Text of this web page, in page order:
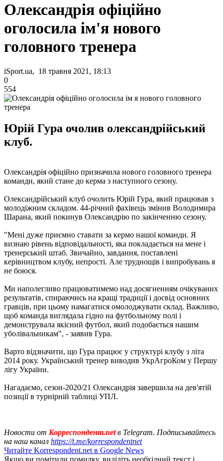
Олександрія офіційно
оголосила ім'я нового
головного тренера
iSport.ua, 18 травня 2021, 18:13
0
554
Юрій Гура очолив олександрійський
клуб.
Олександрія офіційно призначила нового головного тренера
команди, який стане до керма з наступного сезону.
Олександрійський клуб очолить Юрій Гура, який працював з
молодіжним складом. 44-річний фахівець змінив Володимира
Шарана, який покинув Олександрію по закінченню сезону.
"Мені дуже приємно ставати за кермо нашої команди. Я
визнаю рівень відповідальності, яка покладається на мене і
тренерський штаб. Звичайно, завдання, поставлені
керівництвом клубу, непрості. Але труднощів і випробувань я
не боюся.
Ми наполегливо працюватимемо над досягненням очікуваних
результатів, спираючись на кращі традиції і досвід основних
гравців, при цьому намагатися омолоджувати склад. Важливо,
щоб команда виглядала гідно на футбольному полі і
демонструвала якісний футбол, який подобається нашим
уболівальникам", - заявив Гура.
Варто відзначити, що Гура працює у структурі клубу з літа
2014 року. Український тренер виводив УкрАгроКом у Першу
лігу України.
Нагадаємо, сезон-2020/21 Олександрія завершила на дев'ятій
позиції в турнірній таблиці УПЛ.
Новости от Корреспондент.netв Telegram. Подписывайтесь
на наш канал https://t.me/korrespondentnet
Читайте Korrespondent.net в Google News
Якщо ви помітили помилку, виділіть необхідний текст і